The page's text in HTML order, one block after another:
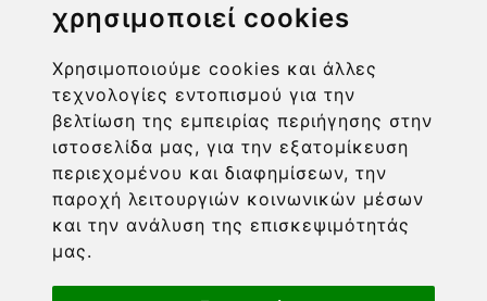
χρησιμοποιεί cookies
Χρησιμοποιούμε cookies και άλλες
τεχνολογίες εντοπισμού για την
βελτίωση της εμπειρίας περιήγησης στην
ιστοσελίδα μας, για την εξατομίκευση
περιεχομένου και διαφημίσεων, την
παροχή λειτουργιών κοινωνικών μέσων
και την ανάλυση της επισκεψιμότητάς
μας.
ΧΡΗΣΙΜΑ LINKS
ΠΛΗΡΟΦΟΡΙΕΣ ΧΡΗΣΤΗ